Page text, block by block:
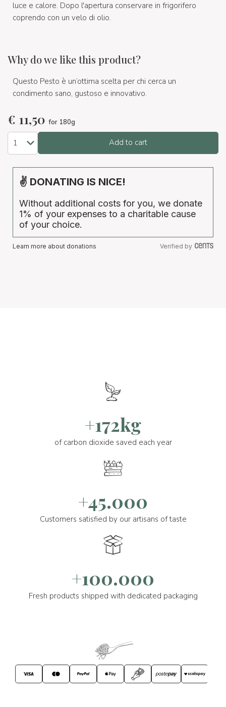
luce e calore. Dopo l'apertura conservare in frigorifero
coprendo con un velo di olio.
Why do we like this product?
Questo Pesto è un’ottima scelta per chi cerca un
condimento sano, gustoso e innovativo.
€ 11,50 for 180g
Add to cart
✌ DONATING IS NICE!
Without additional costs for you, we donate
1% of your expenses to a charitable cause
of your choice.
Learn more about donations Verified by
+172kg
of carbon dioxide saved each year
+45.000
Customers satisfied by our artisans of taste
+100.000
Fresh products shipped with dedicated packaging